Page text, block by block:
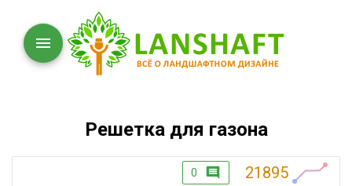
Решетка для газона
0 21895